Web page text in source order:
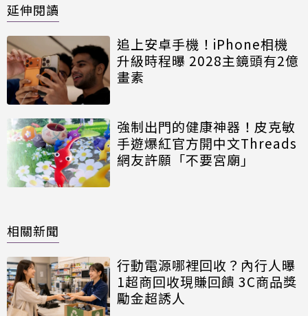
延伸閱讀
追上安卓手機！iPhone相機
升級時程曝 2028主鏡頭有2億
畫素
強制出門的健康神器！皮克敏
手遊爆紅官方開中文Threads
網友許願「不要宮廟」
相關新聞
行動電源哪裡回收？內行人曝
1超商回收現賺回饋 3C商品獎
勵金超誘人